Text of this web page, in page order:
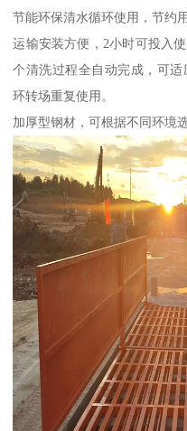
节能环保清水循环使用，节约
运输安装方便，2小时可投入
个清洗过程全自动完成，可
环转场重复使用。
加厚型钢材，可根据不同环境